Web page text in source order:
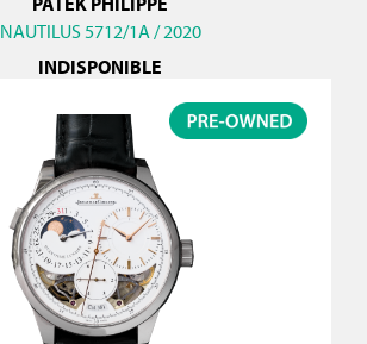
NAUTILUS 5712/1A / 2020
INDISPONIBLE